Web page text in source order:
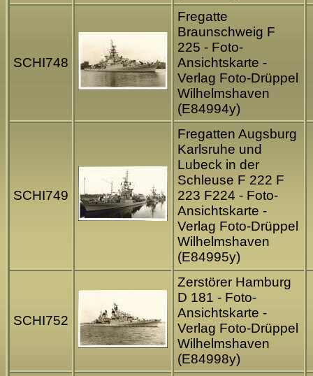
SCHI748
Fregatte
Braunschweig F
225 - Foto-
Ansichtskarte -
Verlag Foto-Drüppel
Wilhelmshaven
(E84994y)
SCHI749
Fregatten Augsburg
Karlsruhe und
Lubeck in der
Schleuse F 222 F
223 F224 - Foto-
Ansichtskarte -
Verlag Foto-Drüppel
Wilhelmshaven
(E84995y)
SCHI752
Zerstörer Hamburg
D 181 - Foto-
Ansichtskarte -
Verlag Foto-Drüppel
Wilhelmshaven
(E84998y)